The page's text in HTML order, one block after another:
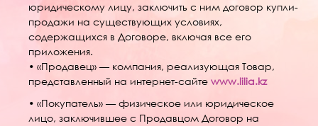
юридическому лицу, заключить с ним договор купли-
продажи на существующих условиях,
содержащихся в Договоре, включая все его
приложения.
• «Продавец» — компания, реализующая Товар,
представленный на интернет-сайте www.lilia.kz
• «Покупатель» — физическое или юридическое
лицо, заключившее с Продавцом Договор на